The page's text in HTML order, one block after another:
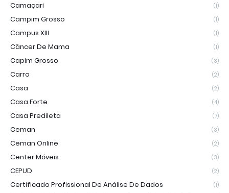
Camaçari (1)
Campim Grosso (1)
Campus XIII (1)
Câncer De Mama (1)
Capim Grosso (3)
Carro (2)
Casa (2)
Casa Forte (4)
Casa Predileta (7)
Ceman (3)
Ceman Online (2)
Center Móveis (3)
CEPUD (2)
Certificado Profissional De Análise De Dados (1)